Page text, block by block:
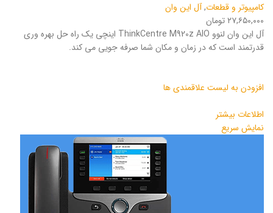
کامپیوتر و قطعات,آل این وان
۲۷,۶۵۰,۰۰۰ تومان
آل این وان لنوو ThinkCentre M920z AIO اینچی یک راه حل بهره وری
قدرتمند است که در زمان و مکان شما صرفه جویی می کند.
افزودن به لیست علاقمندی ها
اطلاعات بیشتر
نمایش سریع